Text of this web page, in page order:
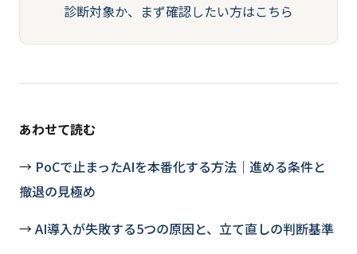
診断対象か、まず確認したい方はこちら
あわせて読む
→ PoCで止まったAIを本番化する方法｜進める条件と
撤退の見極め
→AI導入が失敗する5つの原因と、立て直しの判断基準